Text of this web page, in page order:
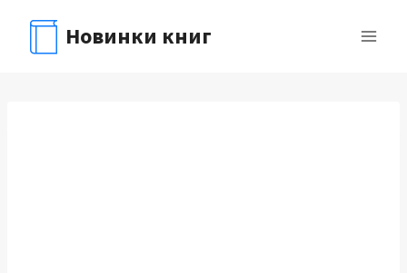
содержимому
Новинки книг